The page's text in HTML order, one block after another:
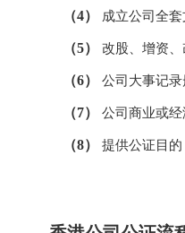
（4） 成立公司全
（5） 改股、增资
（6） 公司大事记录
（7） 公司商业或
（8） 提供公证目的